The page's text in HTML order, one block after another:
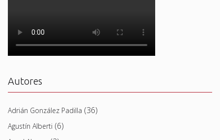
Autores
Adrián González Padilla (36)
Agustín Alberti (6)